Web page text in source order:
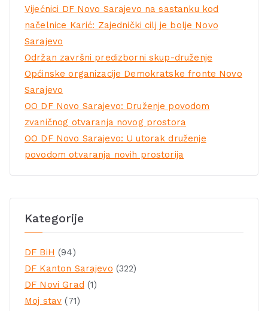
Vijećnici DF Novo Sarajevo na sastanku kod
načelnice Karić: Zajednički cilj je bolje Novo
Sarajevo
Održan završni predizborni skup-druženje
Općinske organizacije Demokratske fronte Novo
Sarajevo
OO DF Novo Sarajevo: Druženje povodom
zvaničnog otvaranja novog prostora
OO DF Novo Sarajevo: U utorak druženje
povodom otvaranja novih prostorija
Kategorije
DF BiH (94)
DF Kanton Sarajevo (322)
DF Novi Grad (1)
Moj stav (71)